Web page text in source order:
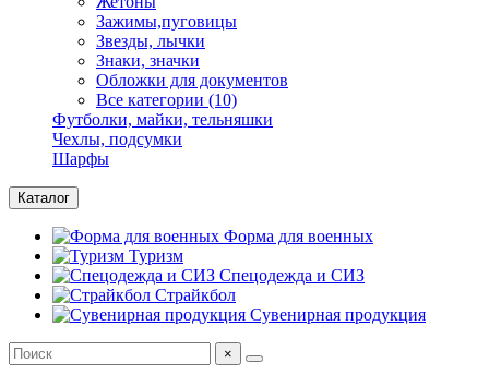
Зажимы,пуговицы
Звезды, лычки
Знаки, значки
Обложки для документов
Все категории (10)
Футболки, майки, тельняшки
Чехлы, подсумки
Шарфы
Каталог
Форма для военных
Туризм
Спецодежда и СИЗ
Страйкбол
Сувенирная продукция
×